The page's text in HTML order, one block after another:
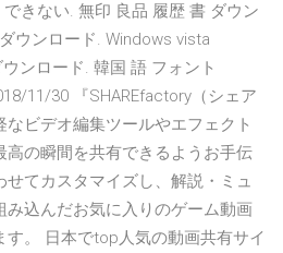
きない. 無印 良品 履歴 書 ダウン
ウンロード. Windows vista
ンロード. 韓国 語 フォント
11/30 『SHAREfactory（シェア
ビデオ編集ツールやエフェクト
高の瞬間を共有できるようお手伝
てカスタマイズし、解説・ミュ
み込んだお気に入りのゲーム動画
す。 日本でtop人気の動画共有サイ